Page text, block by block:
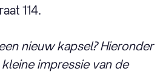
114.
nieuw kapsel? Hieronder
impressie van de